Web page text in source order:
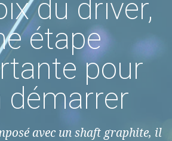
du driver,
étape
pour
démarrer
avec un shaft graphite, il